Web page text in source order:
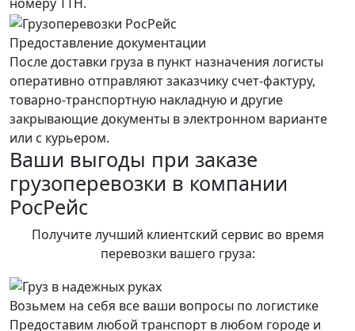
Предоставление документации
После доставки груза в пункт назначения логисты
оперативно отправляют заказчику счет-фактуру,
товарно-транспортную накладную и другие
закрывающие документы в электронном варианте
или с курьером.
Ваши выгоды при заказе
грузоперевозки в компании
РосРейс
Получите лучший клиентский сервис во время
перевозки вашего груза:
Возьмем на себя все ваши вопросы по логистике
Предоставим любой транспорт в любом городе и